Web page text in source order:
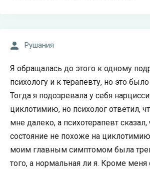
Рушания
Я обращалась до этого к одному
психологу и к терапевту, но это
Тогда я подозревала у себя
циклотимию, но психолог ответил,
мне далеко, а психотерапевт
состояние не похоже на
моим главным симптомом была
того, а нормальная ли я. Кроме